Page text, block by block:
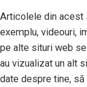
Articolele din acest
exemplu, videouri,
pe alte situri web
au vizualizat un alt
date despre tine,